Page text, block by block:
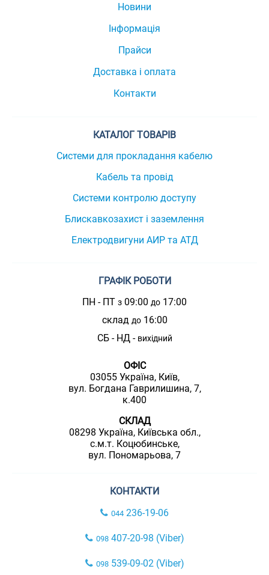
Новини
Інформація
Прайси
Доставка і оплата
Контакти
КАТАЛОГ ТОВАРІВ
Системи для прокладання кабелю
Кабель та провід
Системи контролю доступу
Блискавкозахист і заземлення
Електродвигуни АИР та АТД
ГРАФІК РОБОТИ
ПН - ПТ з 09:00 до 17:00
склад до16:00
СБ - НД - вихідний
ОФІС
03055 Україна, Київ,
вул. Богдана Гаврилишина, 7,
к.400
СКЛАД
08298 Україна, Київська обл.,
с.м.т. Коцюбинське,
вул. Пономарьова, 7
КОНТАКТИ
044 236-19-06
098407-20-98 (Viber)
098539-09-02 (Viber)